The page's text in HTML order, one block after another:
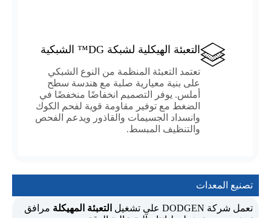
التعبئة الهيكلية لشبكة DG™ الشبكية
تعتمد التعبئة المنظمة من النوع الشبكي
على بنية معيارية صلبة مع هندسة سطح
أملس. يوفر التصميم انخفاضًا منخفضًا في
الضغط مع توفير مقاومة قوية لفحم الكوك
وانسداد الجسيمات والقاذور ويدعم الفحص
والتنظيف المبسط.
تصنيع المعدات
تعمل شركة DODGEN على تشغيل التعبئة المهيكلة مرافق